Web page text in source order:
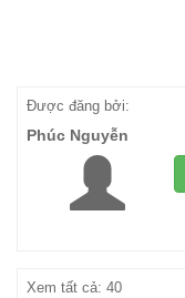
Được đăng bởi:
Phúc Nguyễn
Xem tất cả: 40